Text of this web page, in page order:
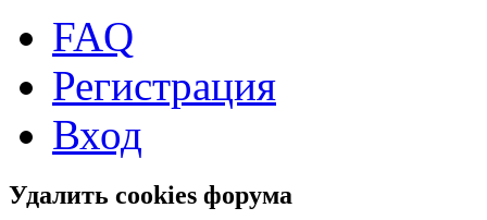
FAQ
Регистрация
Вход
Удалить cookies форума